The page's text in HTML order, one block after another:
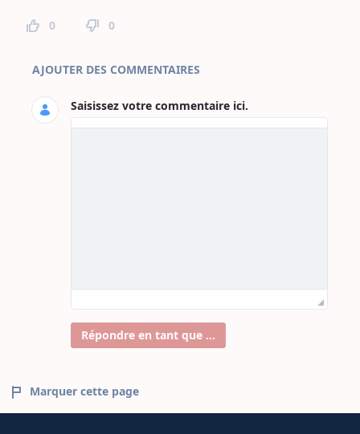
0 0
Commentaires sur la page
AJOUTER DES COMMENTAIRES
Saisissez votre commentaire ici.
Répondre en tant que ...
Marquer cette page